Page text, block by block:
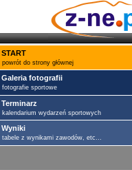
START
powrót do strony głównej
Galeria fotografii
fotografie sportowe
Terminarz
kalendarium wydarzeń sportowych
Wyniki
tabele z wynikami zawodów, etc...